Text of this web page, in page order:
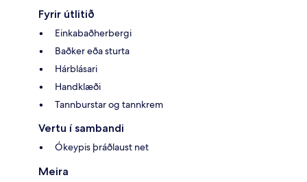
Fyrir útlitið
Einkabaðherbergi
Baðker eða sturta
Hárblásari
Handklæði
Tannburstar og tannkrem
Vertu í sambandi
Ókeypis þráðlaust net
Meira